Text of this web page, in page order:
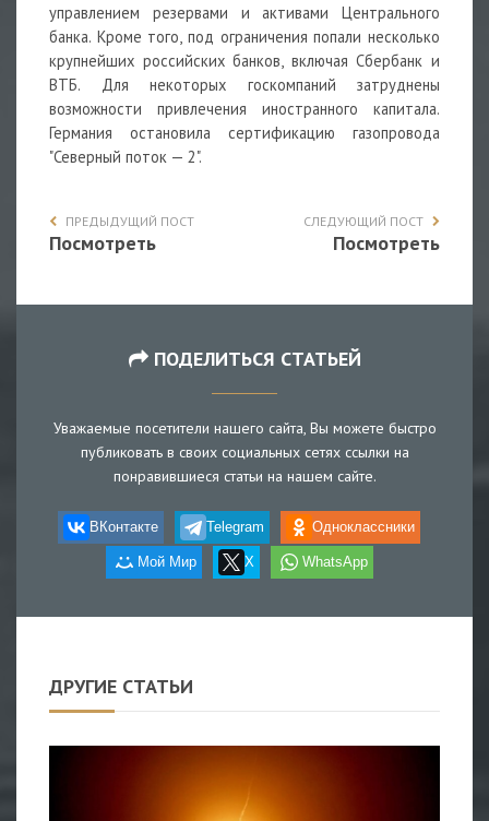
управлением резервами и активами Центрального
банка. Кроме того, под ограничения попали несколько
крупнейших российских банков, включая Сбербанк и
ВТБ. Для некоторых госкомпаний затруднены
возможности привлечения иностранного капитала.
Германия остановила сертификацию газопровода
"Северный поток — 2".
ПРЕДЫДУЩИЙ ПОСТ
Посмотреть
СЛЕДУЮЩИЙ ПОСТ
Посмотреть
ПОДЕЛИТЬСЯ СТАТЬЕЙ
Уважаемые посетители нашего сайта, Вы можете быстро
публиковать в своих социальных сетях ссылки на
понравившиеся статьи на нашем сайте.
ВКонтакте Telegram Одноклассники
Мой Мир X WhatsApp
ДРУГИЕ СТАТЬИ